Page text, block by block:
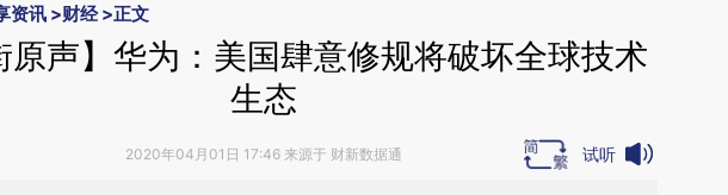
资讯 >财经>正文
原声】华为：美国肆意修规将破坏全球技术
生态
2020年04月01日 17:46 来源于 财新数据通 试听